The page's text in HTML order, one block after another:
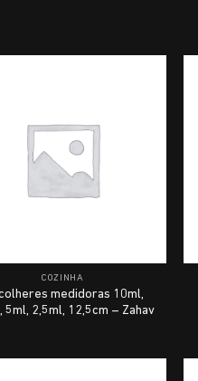
COZINHA
medidoras 10ml,
5ml, 2,5ml, 12,5cm – Zahav